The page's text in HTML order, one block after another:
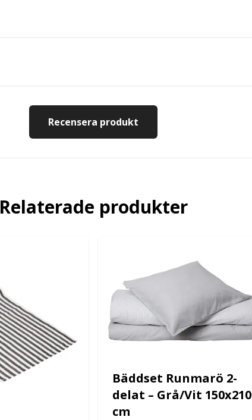
Recensera produkt
Relaterade produkter
Bäddset Runmarö 2-
delat – Grå/Vit 150x210
cm